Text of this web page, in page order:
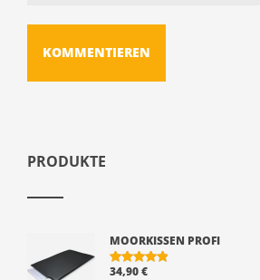
PRODUKTE
MOORKISSEN PROFI
BEWERTE
34,90€